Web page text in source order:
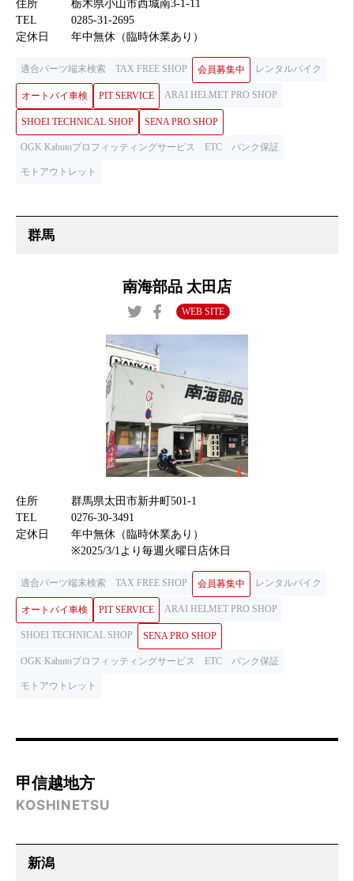
住所
栃木県小山市西城南3-1-11
TEL
0285-31-2695
定休日
年中無休（臨時休業あり）
適合パーツ端末検索 TAX FREE SHOP 会員募集中 レンタルバイク
オートバイ車検 PIT SERVICE ARAI HELMET PRO SHOP
SHOEI TECHNICAL SHOP SENA PRO SHOP
OGK Kabutoプロフィッティングサービス ETC パンク保証
モトアウトレット
南海部品 太田店
WEB SITE
住所
群馬県太田市新井町501-1
TEL
0276-30-3491
定休日
年中無休（臨時休業あり）
※2025/3/1より毎週火曜日店休日
適合パーツ端末検索 TAX FREE SHOP 会員募集中 レンタルバイク
オートバイ車検 PIT SERVICE ARAI HELMET PRO SHOP
SHOEI TECHNICAL SHOP SENA PRO SHOP
OGK Kabutoプロフィッティングサービス ETC パンク保証
モトアウトレット
甲信越地方
KOSHINETSU